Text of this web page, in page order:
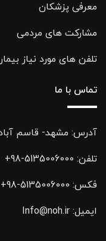
معرفی پزشکان
مشارکت های مردمی
تلفن های مورد نیاز
تماس با ما
آدرس: مشهد- قاسم آباد
تلفن: 5135006000-98+
فکس: 5135006000-98+
ایمیل: Info@noh.ir